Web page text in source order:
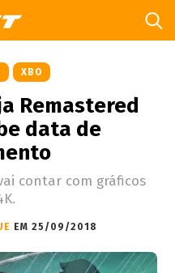
XBO
Remastered
data de
contar com gráficos
EM 25/09/2018